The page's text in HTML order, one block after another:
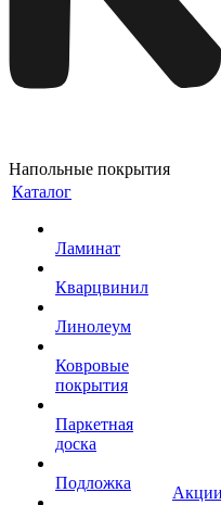
Напольные покрытия
Каталог
Ламинат
Кварцвинил
Линолеум
Ковровые
покрытия
Паркетная
доска
Подложка
Акции